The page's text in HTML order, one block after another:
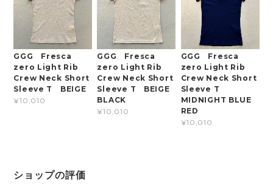
GGG Fresca
zero Light Rib
Crew Neck Short
Sleeve T BEIGE
¥10,010
GGG Fresca
zero Light Rib
Crew Neck Short
Sleeve T BEIGE
BLACK
¥10,010
GGG Fresca
zero Light Rib
Crew Neck Short
Sleeve T
MIDNIGHT BLUE
RED
¥10,010
ショップの評価